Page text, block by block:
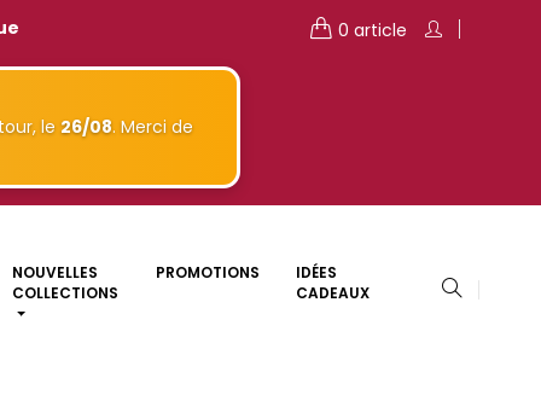
le 26/08. Merci de
0 article
NOUVELLES
COLLECTIONS
PROMOTIONS
IDÉES
CADEAUX